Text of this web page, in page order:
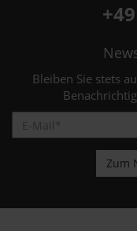
Bleiben Sie stets